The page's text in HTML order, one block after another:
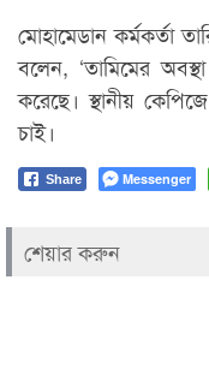
মোহামেডান কর্মকর্তা
বলেন, ‘তামিমের
করেছে। স্থানীয়
চাই।
Share Messenger
শেয়ার করুন